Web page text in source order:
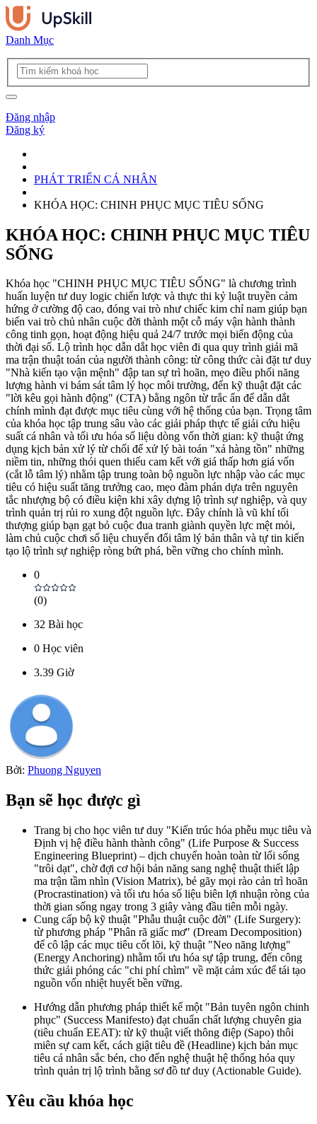
Danh Mục
Đăng nhập
Đăng ký
PHÁT TRIỂN CÁ NHÂN
KHÓA HỌC: CHINH PHỤC MỤC TIÊU SỐNG
KHÓA HỌC: CHINH PHỤC MỤC TIÊU
SỐNG
Khóa học "CHINH PHỤC MỤC TIÊU SỐNG" là chương trình
huấn luyện tư duy logic chiến lược và thực thi kỷ luật truyền cảm
hứng ở cường độ cao, đóng vai trò như chiếc kim chỉ nam giúp bạn
biến vai trò chủ nhân cuộc đời thành một cỗ máy vận hành thành
công tinh gọn, hoạt động hiệu quả 24/7 trước mọi biến động của
thời đại số. Lộ trình học dẫn dắt học viên đi qua quy trình giải mã
ma trận thuật toán của người thành công: từ công thức cài đặt tư duy
"Nhà kiến tạo vận mệnh" đập tan sự trì hoãn, mẹo điều phối năng
lượng hành vi bám sát tâm lý học môi trường, đến kỹ thuật đặt các
"lời kêu gọi hành động" (CTA) bằng ngôn từ trắc ẩn để dẫn dắt
chính mình đạt được mục tiêu cùng với hệ thống của bạn. Trọng tâm
của khóa học tập trung sâu vào các giải pháp thực tế giải cứu hiệu
suất cá nhân và tối ưu hóa số liệu dòng vốn thời gian: kỹ thuật ứng
dụng kịch bản xử lý từ chối để xử lý bài toán "xả hàng tồn" những
niềm tin, những thói quen thiếu cam kết với giá thấp hơn giá vốn
(cắt lỗ tâm lý) nhằm tập trung toàn bộ nguồn lực nhập vào các mục
tiêu có hiệu suất tăng trưởng cao, mẹo đàm phán dựa trên nguyên
tắc nhượng bộ có điều kiện khi xây dựng lộ trình sự nghiệp, và quy
trình quản trị rủi ro xung đột nguồn lực. Đây chính là vũ khí tối
thượng giúp bạn gạt bỏ cuộc đua tranh giành quyền lực mệt mỏi,
làm chủ cuộc chơi số liệu chuyển đổi tâm lý bản thân và tự tin kiến
tạo lộ trình sự nghiệp ròng bứt phá, bền vững cho chính mình.
0
(0)
32 Bài học
0 Học viên
3.39 Giờ
Bởi: Phuong Nguyen
Bạn sẽ học được gì
Trang bị cho học viên tư duy "Kiến trúc hóa phễu mục tiêu và
Định vị hệ điều hành thành công" (Life Purpose & Success
Engineering Blueprint) – dịch chuyển hoàn toàn từ lối sống
"trôi dạt", chờ đợi cơ hội bản năng sang nghệ thuật thiết lập
ma trận tầm nhìn (Vision Matrix), bẻ gãy mọi rào cản trì hoãn
(Procrastination) và tối ưu hóa số liệu biên lợi nhuận ròng của
thời gian sống ngay trong 3 giây vàng đầu tiên mỗi ngày.
Cung cấp bộ kỹ thuật "Phẫu thuật cuộc đời" (Life Surgery):
từ phương pháp "Phân rã giấc mơ" (Dream Decomposition)
để cô lập các mục tiêu cốt lõi, kỹ thuật "Neo năng lượng"
(Energy Anchoring) nhằm tối ưu hóa sự tập trung, đến công
thức giải phóng các "chi phí chìm" về mặt cảm xúc để tái tạo
nguồn vốn nhiệt huyết bền vững.
Hướng dẫn phương pháp thiết kế một "Bản tuyên ngôn chinh
phục" (Success Manifesto) đạt chuẩn chất lượng chuyên gia
(tiêu chuẩn EEAT): từ kỹ thuật viết thông điệp (Sapo) thôi
miên sự cam kết, cách giật tiêu đề (Headline) kịch bản mục
tiêu cá nhân sắc bén, cho đến nghệ thuật hệ thống hóa quy
trình quản trị lộ trình bằng sơ đồ tư duy (Actionable Guide).
Yêu cầu khóa học